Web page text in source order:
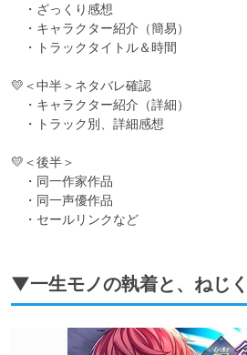
・ざっくり感想
・キャラクター紹介（簡易）
・トラックタイトル＆時間
💛＜中半＞ネタバレ確認
・キャラクター紹介（詳細）
・トラック別、詳細感想
💛＜後半＞
・同一作家作品
・同一声優作品
・セールリンクなど
▼一生モノの執着と、ねじ